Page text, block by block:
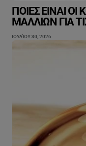
ΠΟΙΕΣ ΕΊΝΑΙ
ΜΑΛΛΙΏΝ ΓΙΑ
ΙΟΥΛΊΟΥ 30, 2026